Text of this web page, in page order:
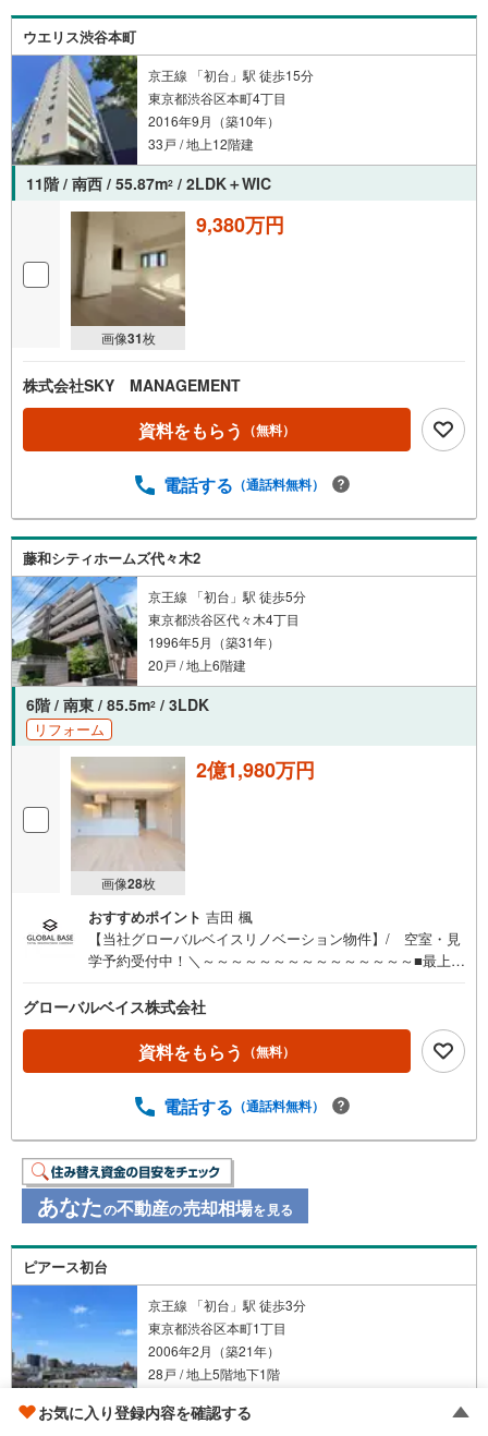
ウエリス渋谷本町
京王線 「初台」駅 徒歩15分
東京都渋谷区本町4丁目
2016年9月（築10年）
33戸 / 地上12階建
11階 / 南西 / 55.87m2 / 2LDK＋WIC
画像31枚
9,380万円
株式会社SKY MANAGEMENT
資料をもらう （無料）
電話する （通話料無料）
藤和シティホームズ代々木2
京王線 「初台」駅 徒歩5分
東京都渋谷区代々木4丁目
1996年5月（築31年）
20戸 / 地上6階建
6階 / 南東 / 85.5m2 / 3LDK
リフォーム
画像28枚
2億1,980万円
おすすめポイント 吉田 楓
【当社グローバルベイスリノベーション物件】/ 空室・見
学予約受付中！＼～～～～～～～～～～～～～～～■最上
付き（大型車可・屋内平置き・シャッター有）■複数路線が
利用可能な利便性の高い立地■約20帖の広々LDK■都心と
代々木公園を見渡す眺望■2ボウル洗面化粧台■2022年共用
部大規模修繕工事実施～～～～～～～～～～～～～～～-Da
ション累計6000戸の供給実績！多くの物件調達・リノベー
ション実績で培ったノウハウがございます。 ご予約いただ
くとご見学がスムーズです！【営業時間 10:00～19:00】
スマホの方は右下の電話ボタンをタッチ。または「室内・
現地を見学する（無料）」ボタンよりご希望の日時をご記
入いただけますとスムーズにご案内が可能です。お気軽に
お問い合わせください！
グローバルベイス株式会社
資料をもらう （無料）
電話する （通話料無料）
あなたの不動産の売却相場を見る
ピアース初台
京王線 「初台」駅 徒歩3分
東京都渋谷区本町1丁目
2006年2月（築21年）
28戸 / 地上5階地下1階
5階 / 南西 / 74.76m2/ 3LDK
お気に入り登録内容を確認する